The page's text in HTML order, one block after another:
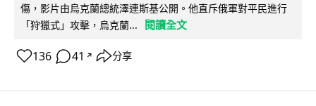
傷，影片由烏克蘭總統澤連斯基公開。他直斥俄軍對平民進行
「狩獵式」攻擊，烏克蘭...
閱讀全文
136 41 ↗ 分享